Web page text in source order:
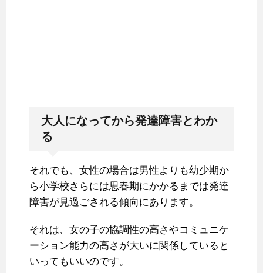
大人になってから発達障害とわか
る
それでも、女性の場合は男性よりも幼少期か
ら小学校さらには思春期にかかるまでは発達
障害が見過ごされる傾向にあります。
それは、女の子の協調性の高さやコミュニケ
ーション能力の高さが大いに関係していると
いってもいいのです。